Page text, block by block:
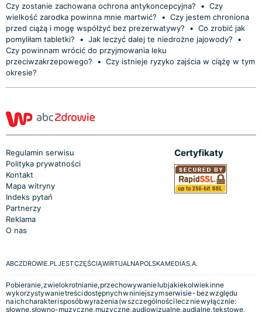
Czy zostanie zachowana ochrona antykoncepcyjna?
• Czy
wielkość zarodka powinna mnie martwić?
• Czy jestem chroniona
przed ciążą i mogę współżyć bez prezerwatywy?
• Co zrobić jak
pomyliłam tabletki?
• Jak leczyć dalej te niedrożne jajowody?
•
Czy powinnam wrócić do przyjmowania leku
przeciwzakrzepowego?
• Czy istnieje ryzyko zajścia w ciążę w tym
okresie?
Regulamin serwisu
Polityka prywatności
Kontakt
Mapa witryny
Indeks pytań
Partnerzy
Reklama
O nas
Certyfikaty
ABCZDROWIE.PL JEST CZĘŚCIĄ WIRTUALNA POLSKA MEDIA S.A.
Pobieranie, zwielokrotnianie, przechowywanie lub jakiekolwiek inne
wykorzystywanie treści dostępnych w niniejszym serwisie - bez względu
na ich charakter i sposób wyrażenia (w szczególności lecz nie wyłącznie:
słowne, słowno-muzyczne, muzyczne, audiowizualne, audialne, tekstowe,